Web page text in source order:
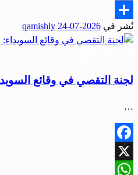
Email
Share
نُشر في 2026-07-24
qamishly
لجنة التقصي في وقائع
…
Facebook
X